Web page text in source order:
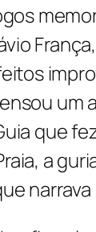
um
que
a